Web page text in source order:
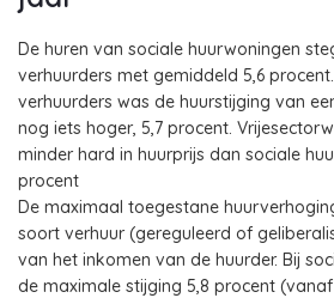
De huren van sociale huurwoningen
verhuurders met gemiddeld 5,6
verhuurders was de huurstijging van
nog iets hoger, 5,7 procent.
minder hard in huurprijs dan sociale
procent
De maximaal toegestane
soort verhuur (gereguleerd of
van het inkomen van de huurder. Bij
de maximale stijging 5,8 procent (vanaf